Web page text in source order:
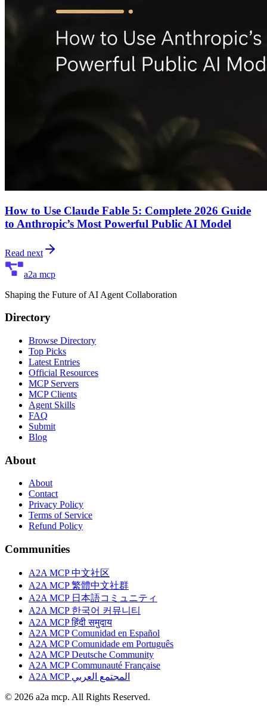
How to Use Claude Fable 5: Complete 2026 Guide
to Anthropic’s Most Powerful Public AI Model
Read next
a2a mcp
Shaping the Future of AI Agent Collaboration
Directory
Browse Directory
Top Picks
Latest Entries
Official Resources
MCP Servers
MCP Clients
Agent Skills
FAQ
Submit
Blog
About
About
Contact
Privacy Policy
Terms of Service
Refund Policy
Communities
A2A MCP 中文社区
A2A MCP 繁體中文社群
A2A MCP 日本語コミュニティ
A2A MCP 한국어 커뮤니티
A2A MCP हिंदी समुदाय
A2A MCP Comunidad en Español
A2A MCP Comunidade em Português
A2A MCP Deutsche Community
A2A MCP Communauté Française
A2A MCP المجتمع العربي
© 2026 a2a mcp. All Rights Reserved.